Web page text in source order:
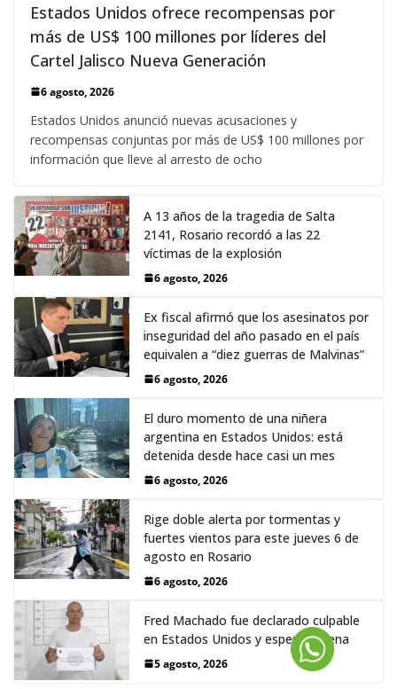
Estados Unidos ofrece recompensas por
más de US$ 100 millones por líderes del
Cartel Jalisco Nueva Generación
6 agosto, 2026
Estados Unidos anunció nuevas acusaciones y
recompensas conjuntas por más de US$ 100 millones por
información que lleve al arresto de ocho
A 13 años de la tragedia de Salta
2141, Rosario recordó a las 22
víctimas de la explosión
6 agosto, 2026
Ex fiscal afirmó que los asesinatos por
inseguridad del año pasado en el país
equivalen a “diez guerras de Malvinas”
6 agosto, 2026
El duro momento de una niñera
argentina en Estados Unidos: está
detenida desde hace casi un mes
6 agosto, 2026
Rige doble alerta por tormentas y
fuertes vientos para este jueves 6 de
agosto en Rosario
6 agosto, 2026
Fred Machado fue declarado culpable
en Estados Unidos y espera la pena
5 agosto, 2026